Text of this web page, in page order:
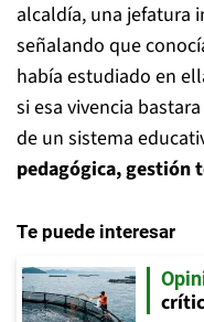
alcaldía, una jefatura
señalando que
había estudiado en
si esa vivencia
de un sistema
pedagógica, gestión
Te puede interesar